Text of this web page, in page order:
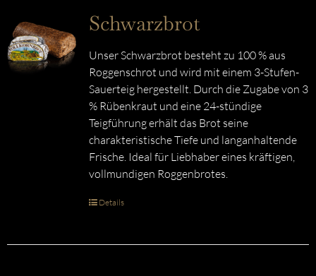
Schwarzbrot
Unser Schwarzbrot besteht zu 100 % aus
Roggenschrot und wird mit einem 3-Stufen-
Sauerteig hergestellt. Durch die Zugabe von 3
% Rübenkraut und eine 24-stündige
Teigführung erhält das Brot seine
charakteristische Tiefe und langanhaltende
Frische. Ideal für Liebhaber eines kräftigen,
vollmundigen Roggenbrotes.
Details